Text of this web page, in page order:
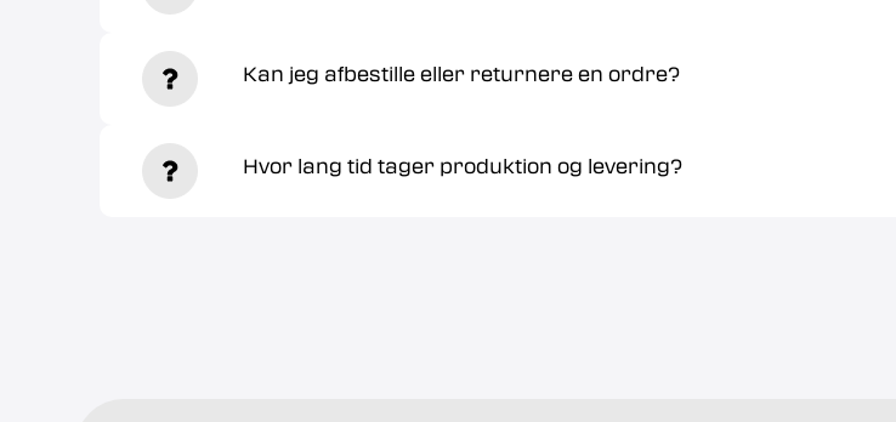
Kan jeg afbestille eller returnere en ordre?
Hvor lang tid tager produktion og levering?